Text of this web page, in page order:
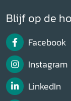
Blijf op de
Facebook
Instagram
LinkedIn